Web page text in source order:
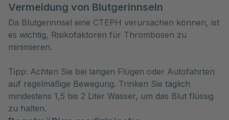
Vermeidung von Blutgerinnseln
Da Blutgerinnsel eine CTEPH verursachen können, ist
es wichtig, Risikofaktoren für Thrombosen zu
minimieren.
Tipp: Achten Sie bei langen Flügen oder Autofahrten
auf regelmäßige Bewegung. Trinken Sie täglich
mindestens 1,5 bis 2 Liter Wasser, um das Blut flüssig
zu halten.